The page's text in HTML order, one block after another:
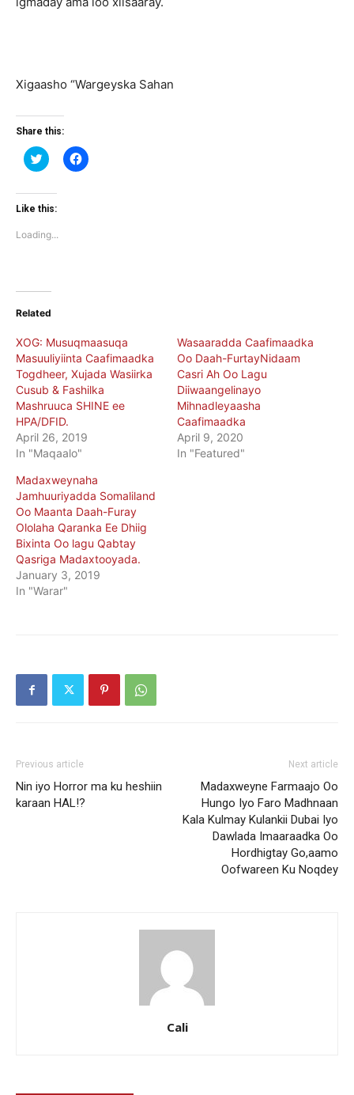
Xigaasho “Wargeyska Sahan
Share this:
Click
to
Twitter
(Opens
window)
Click
to
Like this:
Loading...
Related
XOG: Musuqmaasuqa
Masuuliyiinta Caafimaadka
Togdheer, Xujada Wasiirka
Cusub & Fashilka
Mashruuca SHINE ee
HPA/DFID.
April 26, 2019
In "Maqaalo"
Wasaaradda Caafimaadka
Oo Daah-FurtayNidaam
Casri Ah Oo Lagu
Diiwaangelinayo
Mihnadleyaasha
Caafimaadka
April 9, 2020
In "Featured"
Madaxweynaha
Jamhuuriyadda Somaliland
Oo Maanta Daah-Furay
Ololaha Qaranka Ee Dhiig
Bixinta Oo lagu Qabtay
Qasriga Madaxtooyada.
January 3, 2019
In "Warar"
Previous article
Nin iyo Horror ma ku heshiin
karaan HAL!?
Next article
Madaxweyne Farmaajo Oo
Hungo Iyo Faro Madhnaan
Kala Kulmay Kulankii Dubai Iyo
Dawlada Imaaraadka Oo
Hordhigtay Go,aamo
Oofwareen Ku Noqdey
Cali